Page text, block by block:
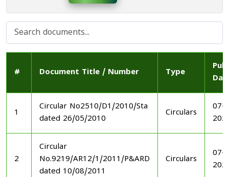
# Document Title / Number Type
1
Circular No2510/D1/2010/Sta
dated 26/05/2010
Circulars
07-
2
Circular
No.9219/AR12/1/2011/P&ARD
dated 10/08/2011
Circulars
07-